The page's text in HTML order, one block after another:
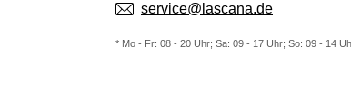
service@lascana.de
* Mo - Fr: 08 - 20 Uhr; Sa: 09 - 17 Uhr; So: 09 - 14